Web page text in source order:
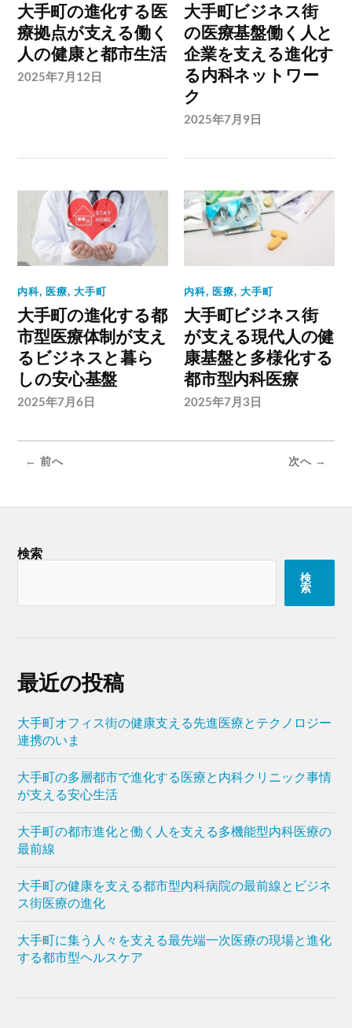
大手町の進化する医
療拠点が支える働く
人の健康と都市生活
2025年7月12日
大手町ビジネス街
の医療基盤働く人と
企業を支える進化す
る内科ネットワー
ク
2025年7月9日
内科, 医療,大手町
大手町の進化する都
市型医療体制が支え
るビジネスと暮ら
しの安心基盤
2025年7月6日
内科, 医療,大手町
大手町ビジネス街
が支える現代人の健
康基盤と多様化する
都市型内科医療
2025年7月3日
← 前へ 次へ →
検索
検
索
最近の投稿
大手町オフィス街の健康支える先進医療とテクノロジー
連携のいま
大手町の多層都市で進化する医療と内科クリニック事情
が支える安心生活
大手町の都市進化と働く人を支える多機能型内科医療の
最前線
大手町の健康を支える都市型内科病院の最前線とビジネ
ス街医療の進化
大手町に集う人々を支える最先端一次医療の現場と進化
する都市型ヘルスケア